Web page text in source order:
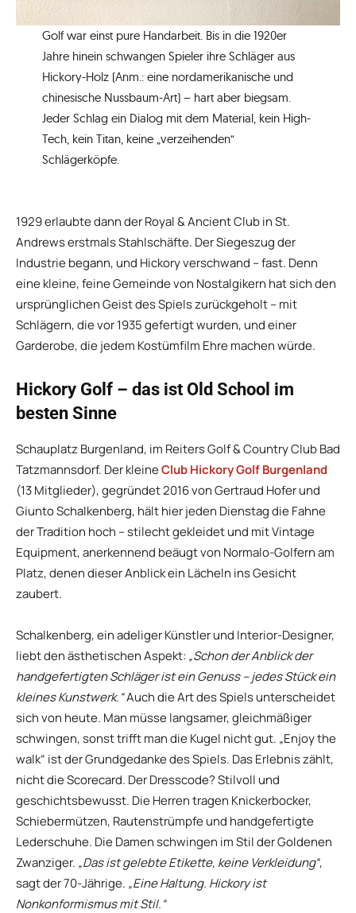
Golf war einst pure Handarbeit. Bis in die 1920er
Jahre hinein schwangen Spieler ihre Schläger aus
Hickory-Holz (Anm.: eine nordamerikanische und
chinesische Nussbaum-Art) – hart aber biegsam.
Jeder Schlag ein Dialog mit dem Material, kein High-
Tech, kein Titan, keine „verzeihenden“
Schlägerköpfe.
1929 erlaubte dann der Royal & Ancient Club in St.
Andrews erstmals Stahlschäfte. Der Siegeszug der
Industrie begann, und Hickory verschwand – fast. Denn
eine kleine, feine Gemeinde von Nostalgikern hat sich den
ursprünglichen Geist des Spiels zurückgeholt – mit
Schlägern, die vor 1935 gefertigt wurden, und einer
Garderobe, die jedem Kostümfilm Ehre machen würde.
Hickory Golf – das ist Old School im
besten Sinne
Schauplatz Burgenland, im Reiters Golf & Country Club Bad
Tatzmannsdorf. Der kleineClub Hickory Golf Burgenland
(13 Mitglieder), gegründet 2016 von Gertraud Hofer und
Giunto Schalkenberg, hält hier jeden Dienstag die Fahne
der Tradition hoch – stilecht gekleidet und mit Vintage
Equipment, anerkennend beäugt von Normalo-Golfern am
Platz, denen dieser Anblick ein Lächeln ins Gesicht
zaubert.
Schalkenberg, ein adeliger Künstler und Interior-Designer,
liebt den ästhetischen Aspekt: „Schon der Anblick der
handgefertigten Schläger ist ein Genuss – jedes Stück ein
kleines Kunstwerk.“Auch die Art des Spiels unterscheidet
sich von heute. Man müsse langsamer, gleichmäßiger
schwingen, sonst trifft man die Kugel nicht gut. „Enjoy the
walk“ ist der Grundgedanke des Spiels. Das Erlebnis zählt,
nicht die Scorecard. Der Dresscode? Stilvoll und
geschichtsbewusst. Die Herren tragen Knickerbocker,
Schiebermützen, Rautenstrümpfe und handgefertigte
Lederschuhe. Die Damen schwingen im Stil der Goldenen
Zwanziger. „Das ist gelebte Etikette, keine Verkleidung“,
sagt der 70-Jährige. „Eine Haltung. Hickory ist
Nonkonformismus mit Stil.“